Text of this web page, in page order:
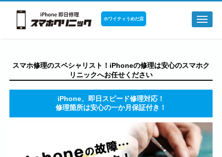
Toggle
ホワイティうめだ店
スマホ修理のスペシャリスト！iPhoneの修理は安心のスマホク
リニックへお任せください
iPhone、即日スピード修理対応！
修理箇所は安心の一か月保証付き！